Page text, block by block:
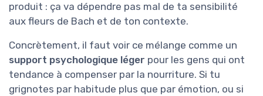
produit : ça va dépendre pas mal de ta sensibilité
aux fleurs de Bach et de ton contexte.
Concrètement, il faut voir ce mélange comme un
support psychologique léger pour les gens qui ont
tendance à compenser par la nourriture. Si tu
grignotes par habitude plus que par émotion, ou si